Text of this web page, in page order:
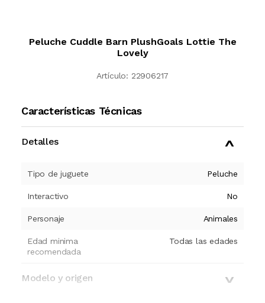
Peluche Cuddle Barn PlushGoals Lottie The
Lovely
Artículo: 22906217
Características Técnicas
Detalles
Tipo de juguete Peluche
Interactivo No
Personaje Animales
Edad minima
recomendada
Todas las edades
Modelo y origen